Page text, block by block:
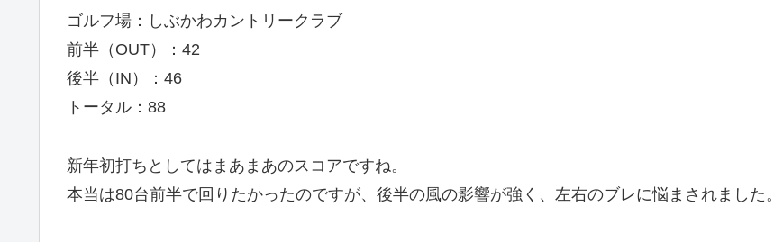
ゴルフ場：しぶかわカントリークラブ
前半（OUT）：42
後半（IN）：46
トータル：88
新年初打ちとしてはまあまあのスコアですね。
本当は80台前半で回りたかったのですが、後半の風の影響が強く、左右のブレに悩まされました。